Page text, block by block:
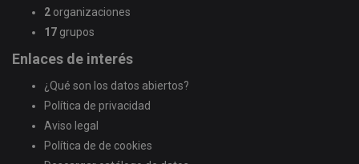
2 organizaciones
17 grupos
Enlaces de interés
¿Qué son los datos abiertos?
Política de privacidad
Aviso legal
Política de de cookies